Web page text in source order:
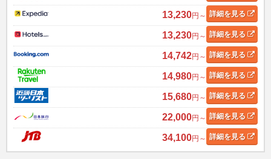
13,230円～ 詳細を見る
13,230円～ 詳細を見る
14,742円～ 詳細を見る
14,980円～ 詳細を見る
15,680円～ 詳細を見る
22,000円～ 詳細を見る
34,100円～ 詳細を見る